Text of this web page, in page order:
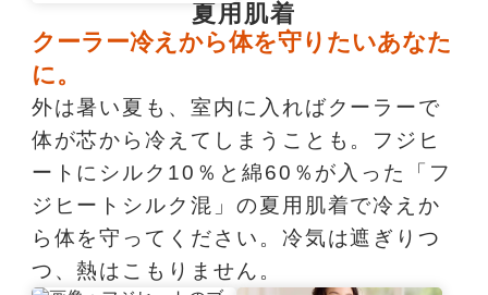
夏用肌着
クーラー冷えから体を守りたいあなた
に。
外は暑い夏も、室内に入ればクーラーで
体が芯から冷えてしまうことも。フジヒ
ートにシルク10％と綿60％が入った「フ
ジヒートシルク混」の夏用肌着で冷えか
ら体を守ってください。冷気は遮ぎりつ
つ、熱はこもりません。